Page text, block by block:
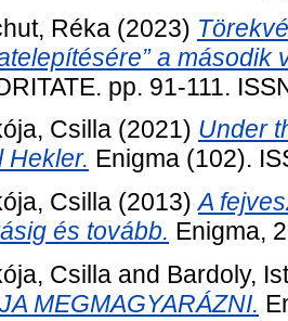
Réka (2023)
a második
pp. 91-111.
Csilla (2021) Under
Hekler. Enigma (102).
Csilla (2013)A
és tovább. Enigma,
Csilla and Bardoly,
MEGMAGYARÁZNI.